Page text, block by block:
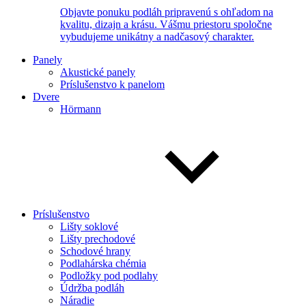
Objavte ponuku podláh pripravenú s ohľadom na
kvalitu, dizajn a krásu. Vášmu priestoru spoločne
vybudujeme unikátny a nadčasový charakter.
Panely
Akustické panely
Príslušenstvo k panelom
Dvere
Hörmann
Príslušenstvo
Lišty soklové
Lišty prechodové
Schodové hrany
Podlahárska chémia
Podložky pod podlahy
Údržba podláh
Náradie